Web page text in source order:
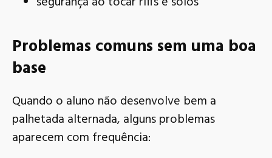
Problemas comuns sem uma boa
base
Quando o aluno não desenvolve bem a
palhetada alternada, alguns problemas
aparecem com frequência: